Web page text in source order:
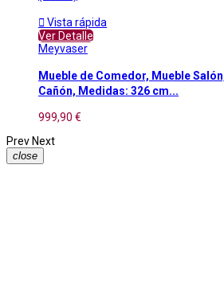
 Vista rápida
Ver Detalle
Meyvaser
Mueble de Comedor, Mueble
Cañón, Medidas: 326 cm...
999,90 €
Prev Next
close